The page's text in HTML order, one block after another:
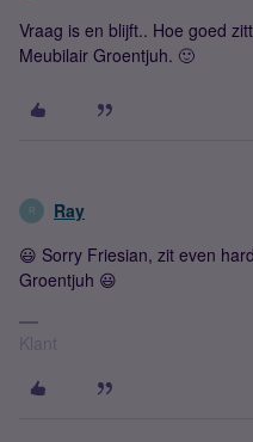
Vraag is en blijft.. Hoe goed
Meubilair Groentjuh. 🙂
R Ray
😃 Sorry Friesian, zit even
Groentjuh 😃
Klant